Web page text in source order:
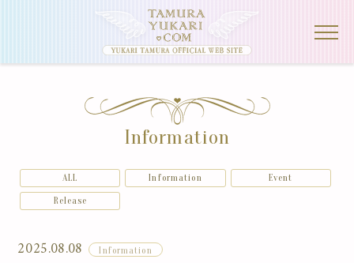
Information
ALL Information Event
Release
2025.08.08 Information